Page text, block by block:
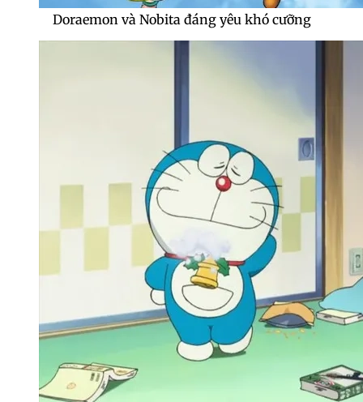
Doraemon và Nobita đáng yêu khó cưỡng